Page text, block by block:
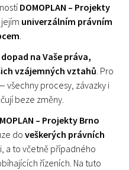
DOMOPLAN – Projekty
univerzálním právním
.
na Vaše práva,
vzájemných vztahů. Pro
všechny procesy, závazky i
beze změny.
– Projekty Brno
do veškerých právních
a to včetně případného
řízeních. Na tuto